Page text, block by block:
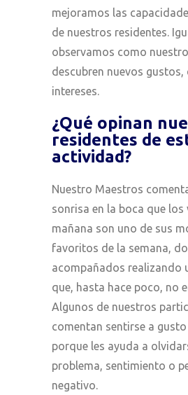
mejoramos las
de nuestros residentes.
observamos como
descubren nuevos gustos,
intereses.
¿Qué opinan
residentes de
actividad?
Nuestro Maestros
sonrisa en la boca que los
mañana son uno de sus
favoritos de la semana,
acompañados realizando
que, hasta hace poco, no
Algunos de nuestros
comentan sentirse a
porque les ayuda a
problema, sentimiento o
negativo.